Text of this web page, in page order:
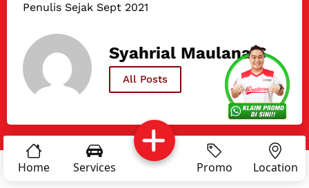
Services Promo Location About Us
Reservasi
Home Services Promo Location
Penulis Sejak Sept 2021
Syahrial Maulana S
All Posts